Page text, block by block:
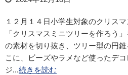
１２月１４日小学生対象のクリス
「クリスマスミニツリーを作ろう
の素材を切り抜き、ツリー型の円
こに、ビーズやラメなど使ったデ
ジ...続きを読む